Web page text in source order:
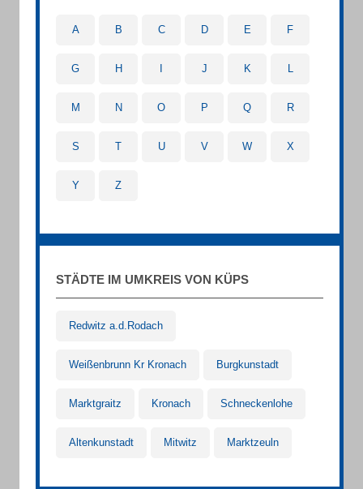
A B C D E F
G H J K L
M N O P Q R
S T U V W X
Y Z
STÄDTE IM UMKREIS VON KÜPS
Redwitz a.d.Rodach
Weißenbrunn Kr Kronach Burgkunstadt
Marktgraitz Kronach Schneckenlohe
Altenkunstadt Mitwitz Marktzeuln